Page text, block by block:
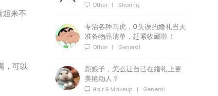
来不
，可以
Other | Sharing
专治各种马虎，0失误的婚礼当天
准备物品清单，赶紧收藏啦！
Other | General
新娘子，怎么让自己在婚礼上更
美艳动人？
Hair & Makeup | General